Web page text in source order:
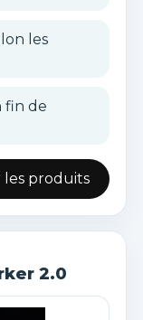
les
fin de
les produits
2.0